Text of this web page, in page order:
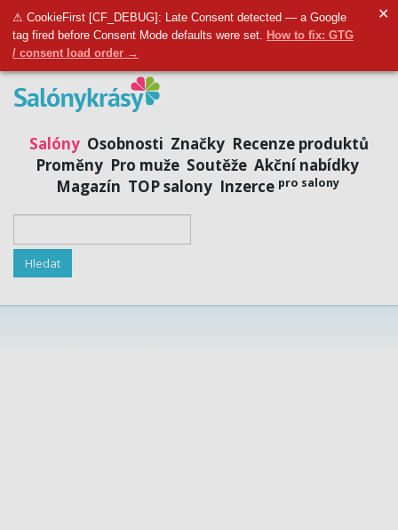
⚠ CookieFirst [CF_DEBUG]: Late Consent detected — a Google
tag fired before Consent Mode defaults were set. How to fix: GTG
/ consent load order →
✕
Přidat salon | Přihlásit se | Registrovat se
Salóny Osobnosti Značky Recenze produktů
Proměny Pro muže Soutěže Akční nabídky
Magazín TOP salony Inzerce pro salony